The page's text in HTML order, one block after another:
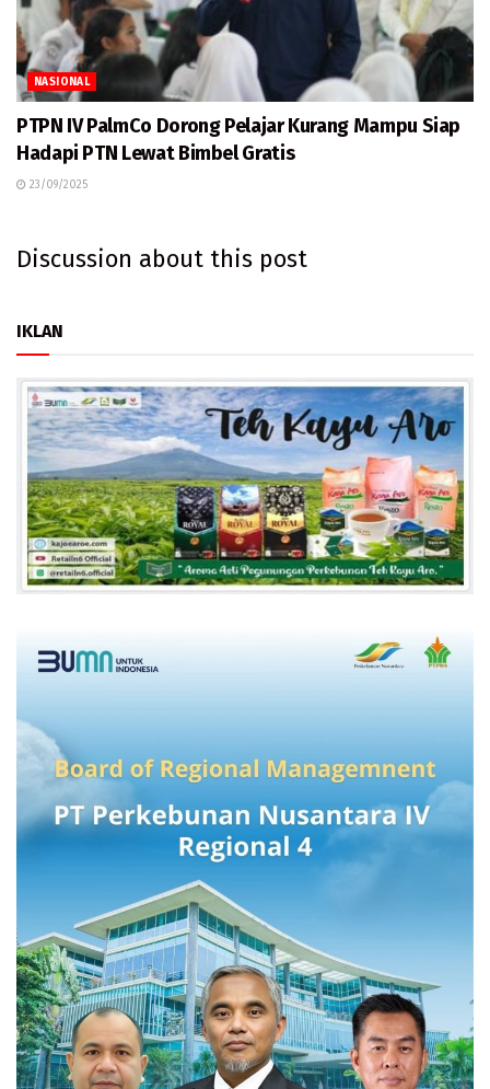
NASIONAL
PTPN IV PalmCo Dorong Pelajar Kurang Mampu Siap
Hadapi PTN Lewat Bimbel Gratis
23/09/2025
Discussion about this post
IKLAN